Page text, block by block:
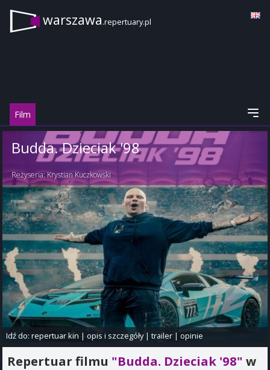
warszawa.repertuary.pl
Film
Budda. Dzieciak '98
Reżyseria:Krystian Kuczkowski
Idź do:repertuar kin |opis i szczegóły|trailer |opinie
Repertuar filmu "Budda. Dzieciak '98" w